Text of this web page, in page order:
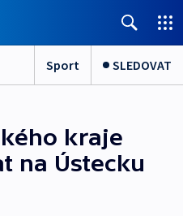
Sport SLEDOVAT
kraje
na Ústecku